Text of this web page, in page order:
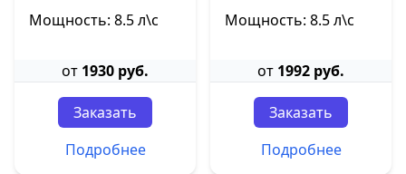
Мощность: 8.5 л\с
от 1930 руб.
Заказать
Подробнее
Мощность: 8.5 л\с
от 1992 руб.
Заказать
Подробнее